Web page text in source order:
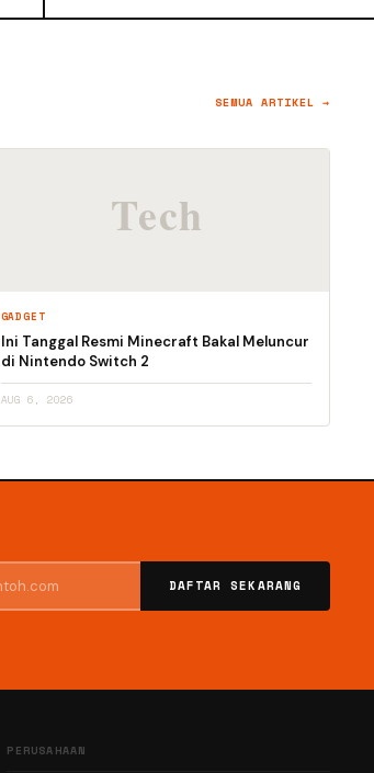
SEMUA ARTIKEL →
GADGET
Ini Tanggal Resmi Minecraft Bakal Meluncur
di Nintendo Switch 2
AUG 6, 2026
DAFTAR SEKARANG
PERUSAHAAN